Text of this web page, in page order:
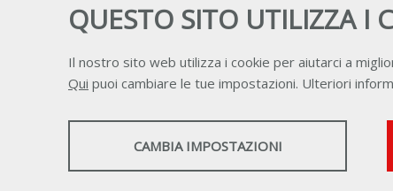
QUESTO SITO UTILIZZA I
Il nostro sito web utilizza i cookie per aiutarci a
Qui puoi cambiare le tue impostazioni. Ulteriori
STATISTICHE
CAMBIA IMPOSTAZIONI
C.F. 97893090585 P.IVA 14610671001